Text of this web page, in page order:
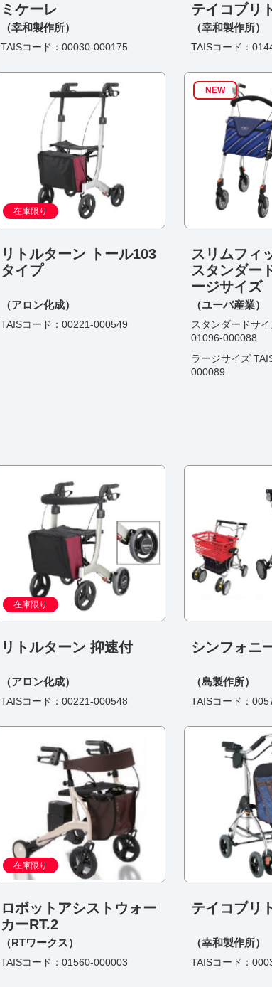
ミケーレ
（幸和製作所）
TAISコード：00030-000175
テイコブリ
（幸和製作所）
TAISコード：
在庫限り
リトルターン トール103
タイプ
（アロン化成）
TAISコード：00221-000549
NEW
スリムフィ
スタンダー
ージサイズ
（ユーバ産業）
スタンダードサ
01096-000088
ラージサイズ
000089
在庫限り
リトルターン 抑速付
（アロン化成）
TAISコード：00221-000548
シンフォニ
（島製作所）
TAISコード：
在庫限り
ロボットアシストウォー
カーRT.2
（RTワークス）
TAISコード：01560-000003
テイコブリ
（幸和製作所）
TAISコード：